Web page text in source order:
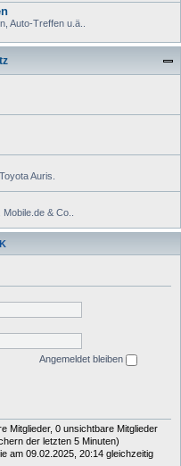
Auto-Treffen u.ä..
Auris.
& Co..
Angemeldet bleiben
Mitglieder, 0 unsichtbare Mitglieder
der letzten 5 Minuten)
am 09.02.2025, 20:14 gleichzeitig